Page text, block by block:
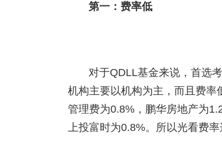
第一：费率低
对于QDLL基金来说，首选
机构主要以机构为主，而且费
管理费为0.8%，鹏华房地产为
上投富时为0.8%。所以光看费